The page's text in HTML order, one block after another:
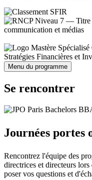
Stratégies Financières et
Menu du programme
Se rencontrer
Journées portes
Rencontrez l'équipe des
directrices et directeurs
poser vos questions et